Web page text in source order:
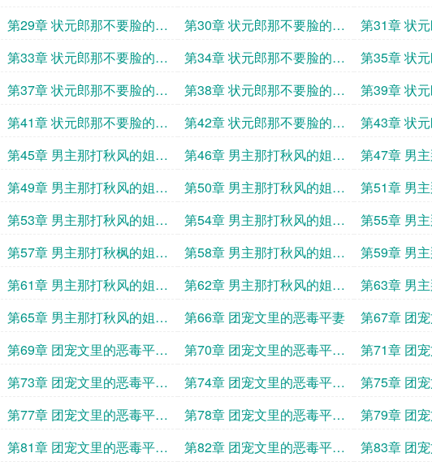
梅竹马4
梅竹马5
梅竹马6
第29章 状元郎那不要脸的青
梅竹马8
第30章 状元郎那不要脸的青
梅竹马9
第31章 状
梅竹马10
第33章 状元郎那不要脸的青
梅竹马12
第34章 状元郎那不要脸的青
梅竹马13
第35章 状
梅竹马14
第37章 状元郎那不要脸的青
梅竹马16
第38章 状元郎那不要脸的青
梅竹马17
第39章 状
梅竹马18
第41章 状元郎那不要脸的青
梅竹马20
第42章 状元郎那不要脸的青
梅竹马21
第43章 状
梅竹以22
第45章 男主那打秋风的姐姐
1
第46章 男主那打秋风的姐姐
2
第47章 男
3
第49章 男主那打秋风的姐姐
5
第50章 男主那打秋风的姐姐
6
第51章 男
7
第53章 男主那打秋风的姐姐
9
第54章 男主那打秋风的姐姐
10
第55章 男
11
第57章 男主那打秋枫的姐姐
13
第58章 男主那打秋风的姐姐
14
第59章 男
15
第61章 男主那打秋风的姐姐
17
第62章 男主那打秋风的姐姐
18
第63章 男
19
第65章 男主那打秋风的姐姐
21
第66章 团宠文里的恶毒平妻
第67章 团
2
第69章 团宠文里的恶毒平妻
4
第70章 团宠文里的恶毒平妻
5
第71章 团
6
第73章 团宠文里的恶毒平妻
8
第74章 团宠文里的恶毒平妻
9
第75章 团
10
第77章 团宠文里的恶毒平妻
12
第78章 团宠文里的恶毒平妻
13
第79章 团
14
第81章 团宠文里的恶毒平妻
第82章 团宠文里的恶毒平妻
第83章 团